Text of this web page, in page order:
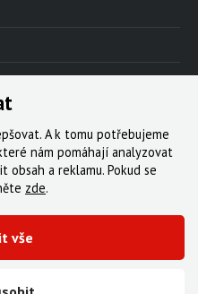
Cyklo Žitný, s.r.o.|Zásady cookies
A k tomu potřebujeme
nám pomáhají analyzovat
obsah a reklamu. Pokud se
zde.
vše